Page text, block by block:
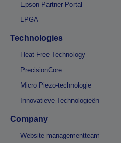
Epson Partner Portal
LPGA
Technologies
Heat-Free Technology
PrecisionCore
Micro Piezo-technologie
Innovatieve Technologieën
Company
Website managementteam